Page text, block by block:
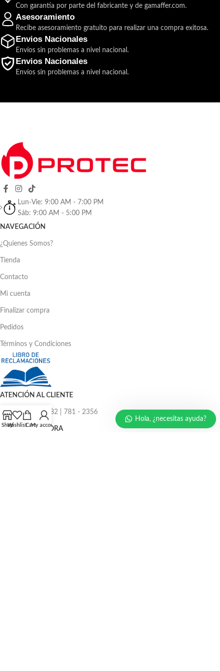
Con garantía por parte del fabricante y de gamaffer.com.
Asesoramiento
Recibe asesoramiento gratuito para realizar una compra exitosa.
Envios Nacionales
Envíos sin problemas a nivel nacional.
Envios Nacionales
Envíos sin problemas a nivel nacional.
Lun-Vie: 9:00 AM - 7:00 PM
Sáb: 9:00 AM - 5:00 PM
NAVEGACIÓN
¿Quienes Somos?
Tienda
Contacto
Mi cuenta
Finalizar compra
Pedidos
Términos y Condiciones
ATENCIÓN AL CLIENTE
Ventas: 386 - 4582 | 781 - 2356
LLÁMENOS AHORA
ShopWishlistCartMy account
Hola, ¿necesitas ayuda?